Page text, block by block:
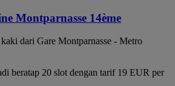
Montparnasse 14ème
dari Gare Montparnasse - Metro
beratap 20 slot dengan tarif 19 EUR per